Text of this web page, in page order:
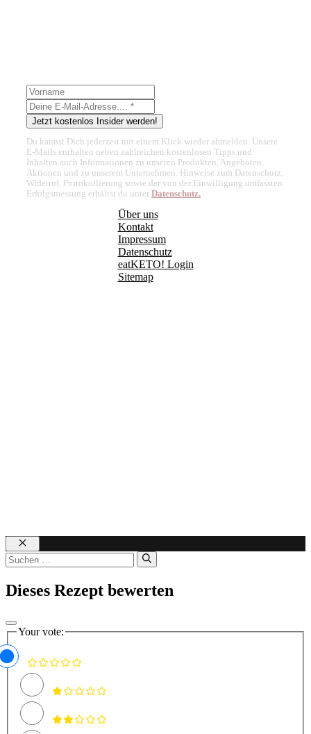
Jetzt kostenlos Insider werden!
Du kannst Dich jederzeit mit einem Klick wieder abmelden. Unsere
E-Mails enthalten neben zahlreichen kostenlosen Tipps und
Inhalten auch Informationen zu unseren Produkten, Angeboten,
Aktionen und zu unserem Unternehmen. Hinweise zum Datenschutz,
Widerruf, Protokollierung sowie der von der Einwilligung umfassten
Erfolgsmessung erhältst du unter Datenschutz.
Über uns
Kontakt
Impressum
Datenschutz
eatKETO! Login
Sitemap
Schließen
Suchen
nach:
Dieses Rezept bewerten
Your vote: